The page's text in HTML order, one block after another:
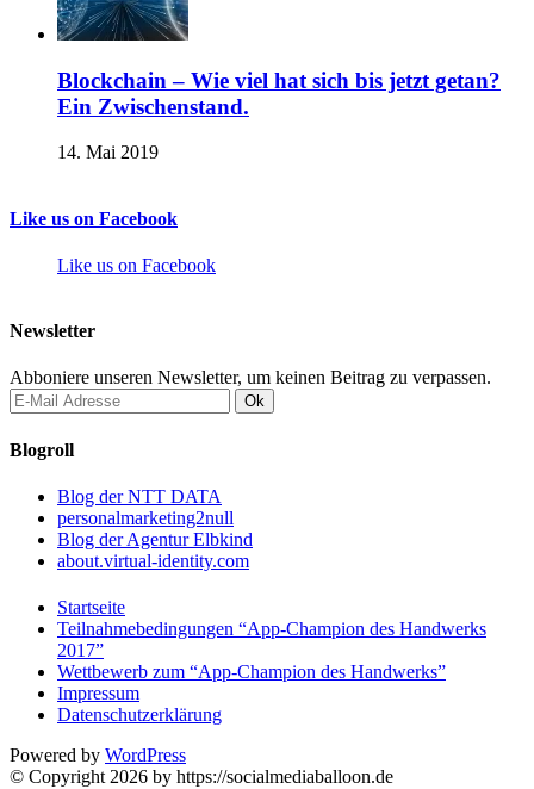
Blockchain – Wie viel hat sich bis jetzt getan?
Ein Zwischenstand.
14. Mai 2019
Like us on Facebook
Like us on Facebook
Newsletter
Abboniere unseren Newsletter, um keinen Beitrag zu verpassen.
Blogroll
Blog der NTT DATA
personalmarketing2null
Blog der Agentur Elbkind
about.virtual-identity.com
Startseite
Teilnahmebedingungen “App-Champion des Handwerks
2017”
Wettbewerb zum “App-Champion des Handwerks”
Impressum
Datenschutzerklärung
Powered by WordPress
© Copyright 2026 by https://socialmediaballoon.de